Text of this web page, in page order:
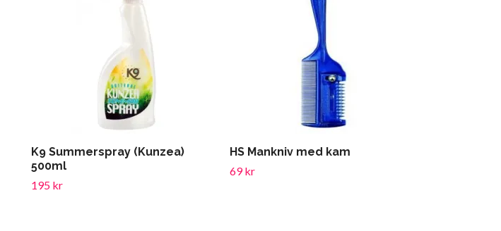
K9 Summerspray (Kunzea)
500ml
195 kr
HS Mankniv med kam
69 kr